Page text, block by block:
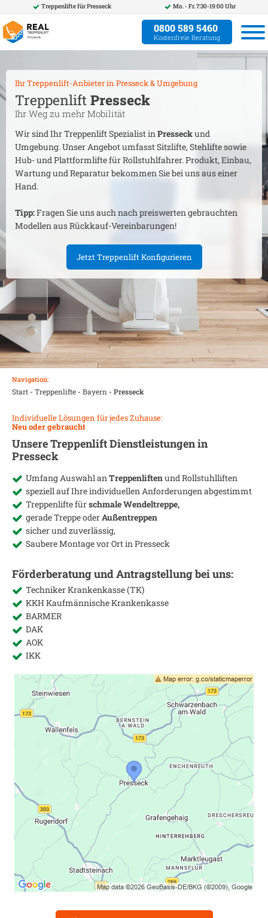
Treppenlifte fürPresseck Mo. - Fr. 7:30-19:00 Uhr
0800 589 5460
Kostenfreie Beratung
Ihr Treppenlift-Anbieter in Presseck& Umgebung
Treppenlift Presseck
Ihr Weg zu mehr Mobilität
Wir sind Ihr Treppenlift Spezialist inPresseckund
Umgebung. Unser Angebot umfasst Sitzlifte, Stehlifte sowie
Hub- und Plattformlifte für Rollstuhlfahrer. Produkt, Einbau,
Wartung und Reparatur bekommen Sie bei uns aus einer
Hand.
Tipp:Fragen Sie uns auch nach preiswerten gebrauchten
Modellen aus Rückkauf-Vereinbarungen!
Jetzt Treppenlift Konfigurieren
Navigation:
Start- Treppenlifte- Bayern - Presseck
Individuelle Lösungen für jedes Zuhause:
Neu oder gebraucht
Unsere Treppenlift Dienstleistungen in
Presseck
Umfang Auswahl anTreppenliftenund Rollstuhlliften
speziell auf Ihre individuellen Anforderungen abgestimmt
Treppenlifte fürschmale Wendeltreppe,
gerade Treppe oderAußentreppen
sicher und zuverlässig,
Saubere Montage vor Ort inPresseck
Förderberatung und Antragstellung bei uns:
Techniker Krankenkasse (TK)
KKH Kaufmännische Krankenkasse
BARMER
DAK
AOK
IKK